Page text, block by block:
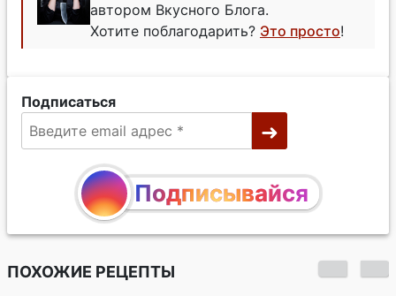
автором Вкусного Блога.
Хотите поблагодарить? Это просто!
Подписаться
Подписывайся
ПОХОЖИЕ РЕЦЕПТЫ